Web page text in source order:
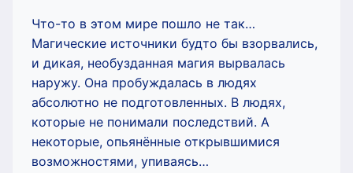
Что-то в этом мире пошло не так…
Магические источники будто бы взорвались,
и дикая, необузданная магия вырвалась
наружу. Она пробуждалась в людях
абсолютно не подготовленных. В людях,
которые не понимали последствий. А
некоторые, опьянённые открывшимися
возможностями, упиваясь…